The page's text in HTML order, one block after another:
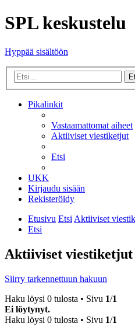
SPL keskustelu
Hyppää sisältöön
Pikalinkit
Vastaamattomat aiheet
Aktiiviset viestiketjut
Etsi
UKK
Kirjaudu sisään
Rekisteröidy
Etusivu EtsiAktiiviset
Etsi
Aktiiviset viestiketjut
Siirry tarkennettuun hakuun
Haku löysi 0 tulosta • Sivu 1/1
Ei löytynyt.
Haku löysi 0 tulosta • Sivu 1/1